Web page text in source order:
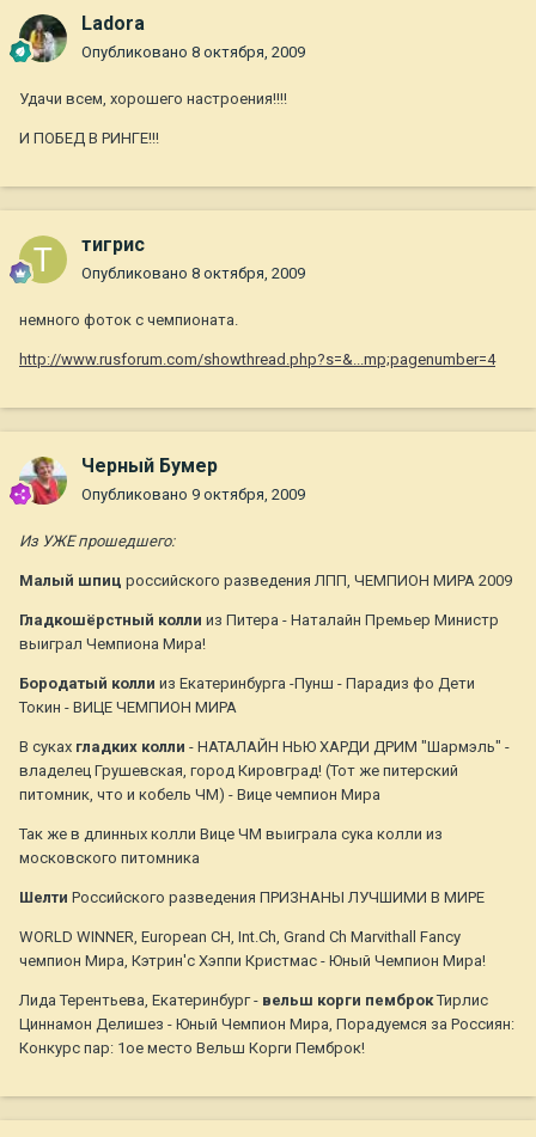
Ladora
Опубликовано 8 октября, 2009
Удачи всем, хорошего настроения!!!!
И ПОБЕД В РИНГЕ!!!
тигрис
Опубликовано 8 октября, 2009
немного фоток с чемпионата.
http://www.rusforum.com/showthread.php?s=&...mp;pagenumber=4
Черный Бумер
Опубликовано 9 октября, 2009
Из УЖЕ прошедшего:
Малый шпиц российского разведения ЛПП, ЧЕМПИОН МИРА 2009
Гладкошёрстный колли из Питера - Наталайн Премьер Министр
выиграл Чемпиона Мира!
Бородатый колли из Екатеринбурга -Пунш - Парадиз фо Дети
Токин - ВИЦЕ ЧЕМПИОН МИРА
В суках гладких колли - НАТАЛАЙН НЬЮ ХАРДИ ДРИМ "Шармэль" -
владелец Грушевская, город Кировград! (Тот же питерский
питомник, что и кобель ЧМ) - Вице чемпион Мира
Так же в длинных колли Вице ЧМ выиграла сука колли из
московского питомника
Шелти Российского разведения ПРИЗНАНЫ ЛУЧШИМИ В МИРЕ
WORLD WINNER, European CH, Int.Ch, Grand Сh Marvithall Fancy
чемпион Мира, Кэтрин'с Хэппи Кристмас - Юный Чемпион Мира!
Лида Терентьева, Екатеринбург - вельш корги пемброкТирлис
Циннамон Делишез - Юный Чемпион Мира, Порадуемся за Россиян:
Конкурс пар: 1ое место Вельш Корги Пемброк!